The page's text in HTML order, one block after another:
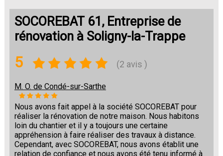
SOCOREBAT 61, Entreprise de
rénovation à Soligny-la-Trappe
5 (2 avis )
M. O. de Condé-sur-Sarthe
Nous avons fait appel à la société SOCOREBAT pour
réaliser la rénovation de notre maison. Nous habitons
loin du chantier et il y a toujours une certaine
appréhension à faire réaliser des travaux à distance.
Cependant, avec SOCOREBAT, nous avons établit une
relation de confiance et nous avons été tenu informé à